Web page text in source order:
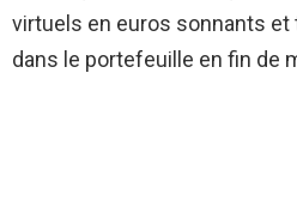
virtuels en euros sonnants
dans le portefeuille en fin de